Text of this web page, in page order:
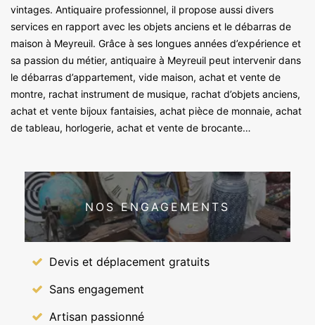
vintages. Antiquaire professionnel, il propose aussi divers
services en rapport avec les objets anciens et le débarras de
maison à Meyreuil. Grâce à ses longues années d’expérience et
sa passion du métier, antiquaire à Meyreuil peut intervenir dans
le débarras d’appartement, vide maison, achat et vente de
montre, rachat instrument de musique, rachat d’objets anciens,
achat et vente bijoux fantaisies, achat pièce de monnaie, achat
de tableau, horlogerie, achat et vente de brocante…
NOS ENGAGEMENTS
Devis et déplacement gratuits
Sans engagement
Artisan passionné